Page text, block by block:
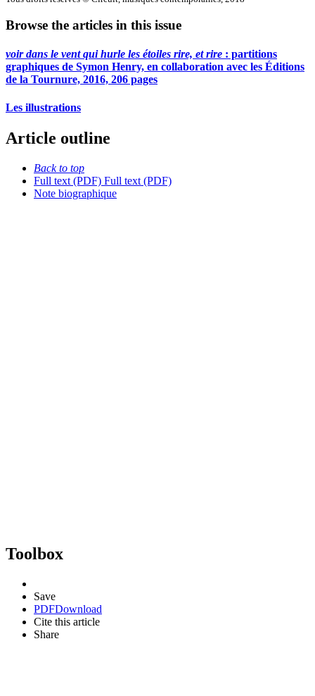
Browse the articles in this issue
voir dans le vent qui hurle les étoiles rire, et rire : partitions
graphiques de Symon Henry, en collaboration avec les Éditions
de la Tournure, 2016, 206 pages
Les illustrations
Article outline
Back to top
Full text (PDF) Full text (PDF)
Note biographique
Toolbox
Save
PDFDownload
Cite this article
Share